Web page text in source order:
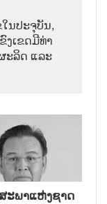
ໃນປະຈຸບັນ,
ງເຂດມີທ່າ
ະລິດ ແລະ
ະພາແຫ່ງຊາດ